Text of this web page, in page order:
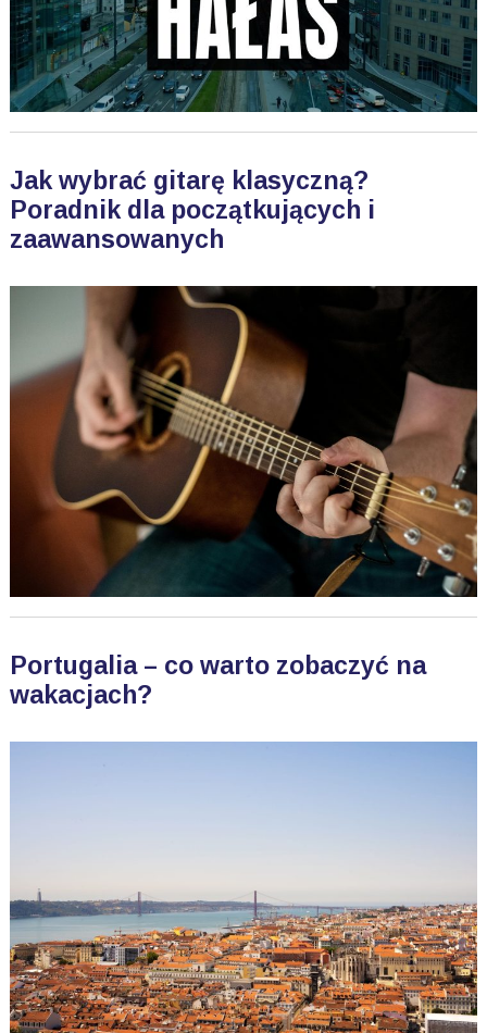
Jak wybrać gitarę klasyczną?
Poradnik dla początkujących i
zaawansowanych
Portugalia – co warto zobaczyć na
wakacjach?